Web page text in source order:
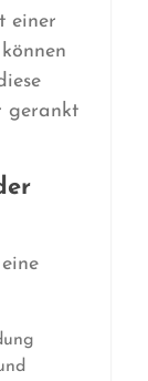
einer
gerankt